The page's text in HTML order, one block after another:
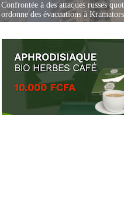
Confrontée à des attaques russes
ordonne des évacuations à